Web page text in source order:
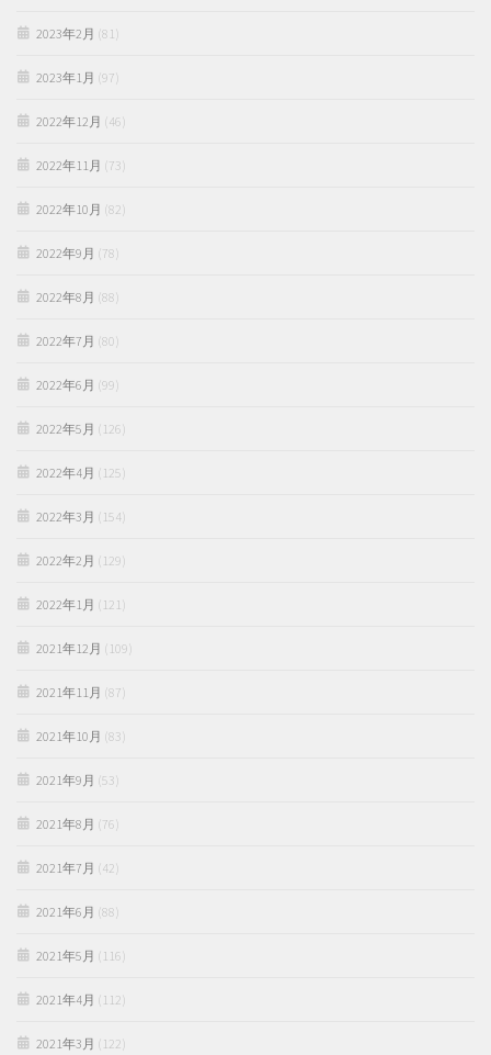
2023年2月 (81)
2023年1月 (97)
2022年12月 (46)
2022年11月 (73)
2022年10月 (82)
2022年9月 (78)
2022年8月 (88)
2022年7月 (80)
2022年6月 (99)
2022年5月 (126)
2022年4月 (125)
2022年3月 (154)
2022年2月 (129)
2022年1月 (121)
2021年12月 (109)
2021年11月 (87)
2021年10月 (83)
2021年9月 (53)
2021年8月 (76)
2021年7月 (42)
2021年6月 (88)
2021年5月 (116)
2021年4月 (112)
2021年3月 (122)